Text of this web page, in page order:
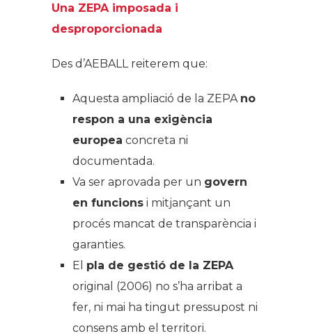
Una ZEPA imposada i
desproporcionada
Des d’AEBALL reiterem que:
Aquesta ampliació de la ZEPA no
respon a una exigència
europea concreta ni
documentada.
Va ser aprovada per un govern
en funcions i mitjançant un
procés mancat de transparència i
garanties.
El pla de gestió de la ZEPA
original (2006) no s’ha arribat a
fer, ni mai ha tingut pressupost ni
consens amb el territori.